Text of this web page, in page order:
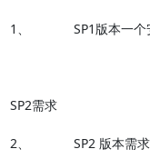
1、            SP1版本一
SP2需求
2、            SP2 版本需求